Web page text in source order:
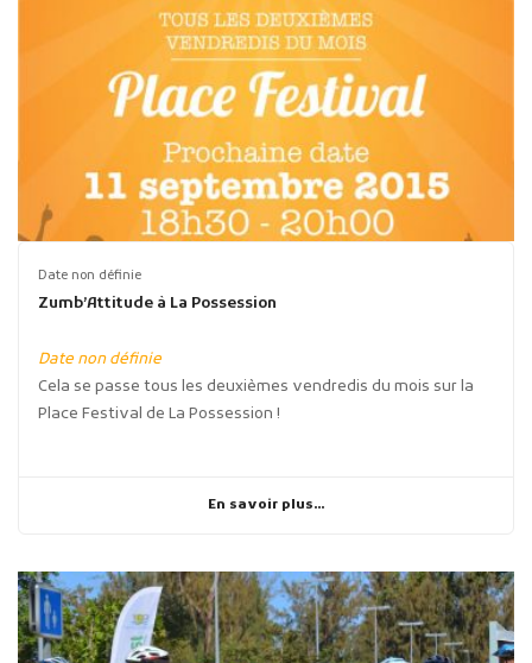
Date non définie
Zumb’Attitude à La Possession
Date non définie
Cela se passe tous les deuxièmes vendredis du mois sur la
Place Festival de La Possession !
En savoir plus...